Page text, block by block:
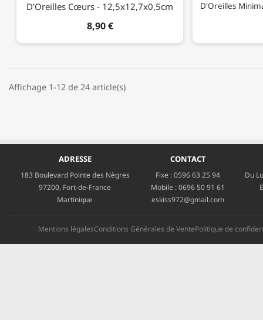
D'Oreilles Cœurs - 12,5x12,7x0,5cm
8,90 €
D'Oreilles
Affichage 1-12 de 24 article(s)
ADRESSE
183 Boulevard Pointe des Nègres
97200, Fort-de-France
Martinique
CONTACT
Fixe :0596 63 25 94
Mobile :0696 50 91 61
eskiss972@gmail.com
Du
Mentions légalesConditions Générales de VentePolitique de